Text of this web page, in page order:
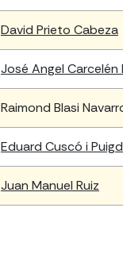
David Prieto Cabeza
José Angel Carcelén
Raimond Blasi
Eduard Cuscó i
Juan Manuel Ruiz